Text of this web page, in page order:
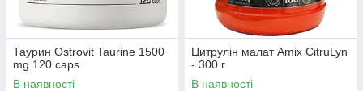
Таурин Ostrovit Taurine 1500
mg 120 caps
В наявності
Цитрулін малат Amix CitruLyn
- 300 г
В наявності